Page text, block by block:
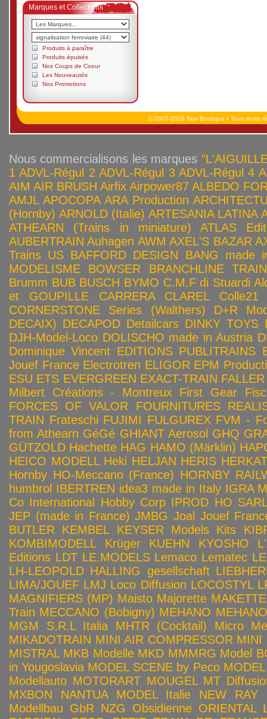
Marques et Collections
Produits à paraître
Produits épuisés
Nos Coups de Coeur
Les Nouveautés
Nos Promotions
© 2007-2026 Star Boutique • Tous droits
Nous commercialisons les marques
1 ADVL-Régul 2 ADVL-Régul 3 ADVL-Régul 4
AIM AIR BRUSH Airfix Airpower87 ALBEDO
AMJL APOCOPA ARA Production
(Hornby) ARNOLD (Italie) ARTESANIA LATINA
ATHEARN (Trains in miniature)
ATLAS
AUBERTRAIN Auhagen AWM AXEL'S BAZAR
Trains US BAFFORD DESIGN
BANG made
MODELISME
BOWSER
BRANCHLINE
Brumm BUB BUSCH BYMO C.M.F di Stuardi
et GOUPILLE
CARRERA CLAREL
Colle21
CORNERSTONE Series (Walthers)
D+R
DECAIX) DECAPOD Detailcars DINKY TOYS
DJH-Model-Loco DOLISCHO made in Austria
Dominique Vincent EDITIONS PUBLITRAINS
Jouef France Electrotren ELIGOR EPM
ESU ETS EVERGREEN EXACT-TRAIN FALLER
Milbert Créations - Montreux First Gear
FORCES OF VALOR
FOURNITURES
TRAIN Frateschi FUJIMI FULGUREX FVM -
from Athearn GéGé GHIANT Aerosol GHQ
GÜTZOLD Hachette HAG HAMO (Märklin)
HEICO MODELL Heki HELJAN HERIS HERKAT
Hornby HO-Meccano (France) HORNBY
humbrol IBERTREN idea3 made in Italy IGRA
Co International Hobby Corp IPROD HO
JEP (made in France) JMBG Joal Jouef
BUTLER
KEMBEL KEYSER Models Kits
KOMBIMODELL
Krüger KUEHN KYOSHO
Editions LDT LE.MODELS Lemaco Lematec
LH-LEOPOLD HALLING gesellschaft
LIMA/JOUEF LMJ Loco Diffusion LOCOSTYL
MAGNIFIERS (MP) Maisto Majorette MAKETTE
Train MECCANO (Bobigny) MEHANO
MGM S.R.L Italia
MHTR (Cocktail)
Micro
MIKADOTRAIN MINI AIR COMPRESSOR MINI
MISTRAL MKB Modelle MKD MMMRG Model
in Yougoslavia MODEL SCENE by Peco
Modellauto MOTORART MOUGEL MT
MXBON
NANTUA MODEL Italie NEW RAY
Modellbau GbR NZG Obsidienne ORIENTAL